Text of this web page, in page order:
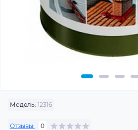
Модель: 12316
Отзывы: 0